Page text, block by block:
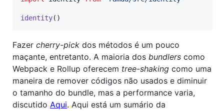
identity( )
Fazer cherry-pick dos métodos é um pouco
maçante, entretanto. A maioria dos bundlers como
Webpack e Rollup oferecem tree-shaking como uma
maneira de remover códigos não usados e diminuir
o tamanho do bundle, mas a performance varia,
discutido Aqui. Aqui está um sumário da